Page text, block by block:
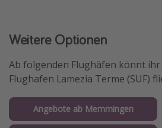
Weitere Optionen
Ab folgenden Flughäfen könnt
Flughafen Lamezia Terme (SUF)
Angebote ab Memmingen